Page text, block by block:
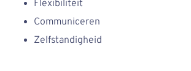
Flexibiliteit
Communiceren
Zelfstandigheid